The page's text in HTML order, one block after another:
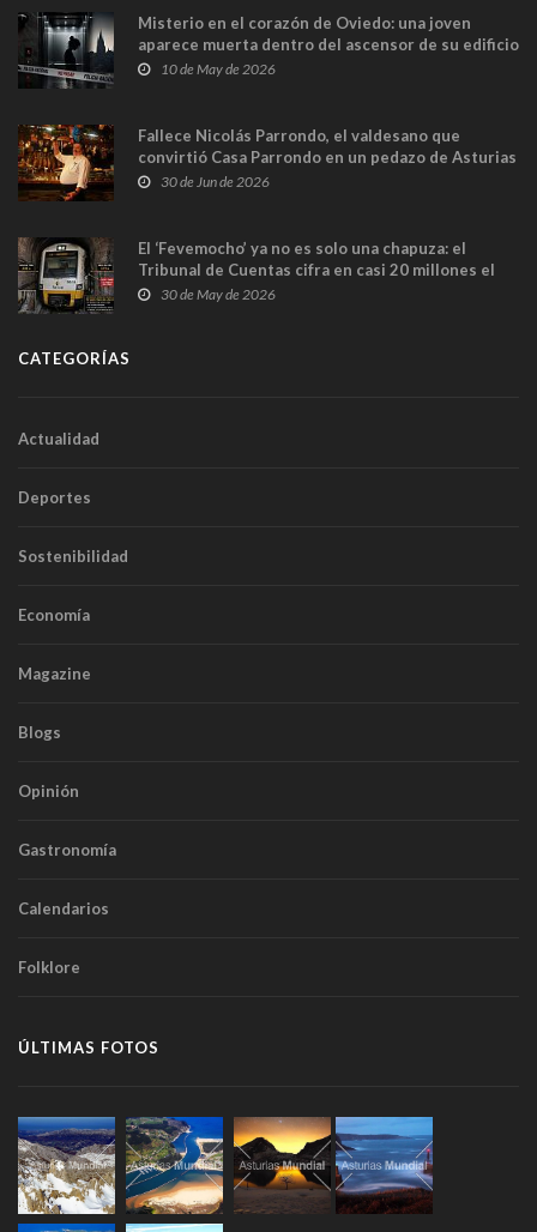
Misterio en el corazón de Oviedo: una joven
aparece muerta dentro del ascensor de su edificio
y las cámaras captan sus últimos minutos
10 de May de 2026
Fallece Nicolás Parrondo, el valdesano que
convirtió Casa Parrondo en un pedazo de Asturias
en Madrid
30 de Jun de 2026
El ‘Fevemocho’ ya no es solo una chapuza: el
Tribunal de Cuentas cifra en casi 20 millones el
sobrecoste de los trenes que no cabían por los
30 de May de 2026
CATEGORÍAS
Actualidad
Deportes
Sostenibilidad
Economía
Magazine
Blogs
Opinión
Gastronomía
Calendarios
Folklore
ÚLTIMAS FOTOS